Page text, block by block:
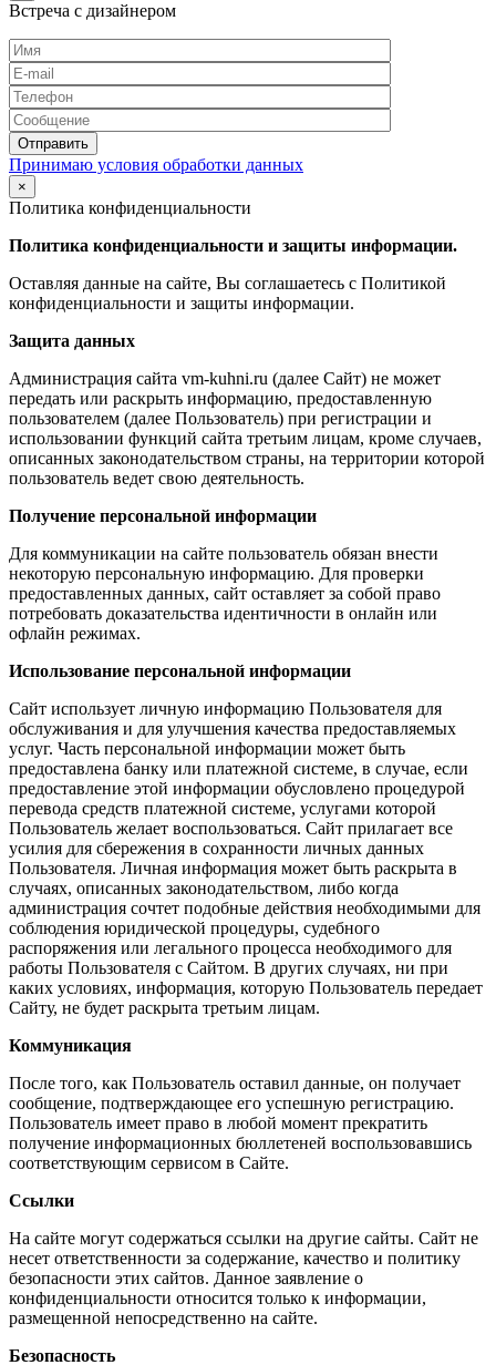
Встреча с дизайнером
Принимаю условия обработки данных
×
Политика конфиденциальности
Политика конфиденциальности и защиты информации.
Оставляя данные на сайте, Вы соглашаетесь с Политикой
конфиденциальности и защиты информации.
Защита данных
Администрация сайта vm-kuhni.ru (далее Сайт) не может
передать или раскрыть информацию, предоставленную
пользователем (далее Пользователь) при регистрации и
использовании функций сайта третьим лицам, кроме случаев,
описанных законодательством страны, на территории которой
пользователь ведет свою деятельность.
Получение персональной информации
Для коммуникации на сайте пользователь обязан внести
некоторую персональную информацию. Для проверки
предоставленных данных, сайт оставляет за собой право
потребовать доказательства идентичности в онлайн или
офлайн режимах.
Использование персональной информации
Сайт использует личную информацию Пользователя для
обслуживания и для улучшения качества предоставляемых
услуг. Часть персональной информации может быть
предоставлена банку или платежной системе, в случае, если
предоставление этой информации обусловлено процедурой
перевода средств платежной системе, услугами которой
Пользователь желает воспользоваться. Сайт прилагает все
усилия для сбережения в сохранности личных данных
Пользователя. Личная информация может быть раскрыта в
случаях, описанных законодательством, либо когда
администрация сочтет подобные действия необходимыми для
соблюдения юридической процедуры, судебного
распоряжения или легального процесса необходимого для
работы Пользователя с Сайтом. В других случаях, ни при
каких условиях, информация, которую Пользователь передает
Сайту, не будет раскрыта третьим лицам.
Коммуникация
После того, как Пользователь оставил данные, он получает
сообщение, подтверждающее его успешную регистрацию.
Пользователь имеет право в любой момент прекратить
получение информационных бюллетеней воспользовавшись
соответствующим сервисом в Сайте.
Ссылки
На сайте могут содержаться ссылки на другие сайты. Сайт не
несет ответственности за содержание, качество и политику
безопасности этих сайтов. Данное заявление о
конфиденциальности относится только к информации,
размещенной непосредственно на сайте.
Безопасность